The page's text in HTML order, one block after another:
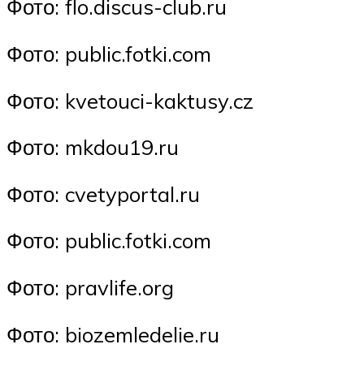
Фото: flo.discus-club.ru
Фото: public.fotki.com
Фото: kvetouci-kaktusy.cz
Фото: mkdou19.ru
Фото: cvetyportal.ru
Фото: public.fotki.com
Фото: pravlife.org
Фото: biozemledelie.ru